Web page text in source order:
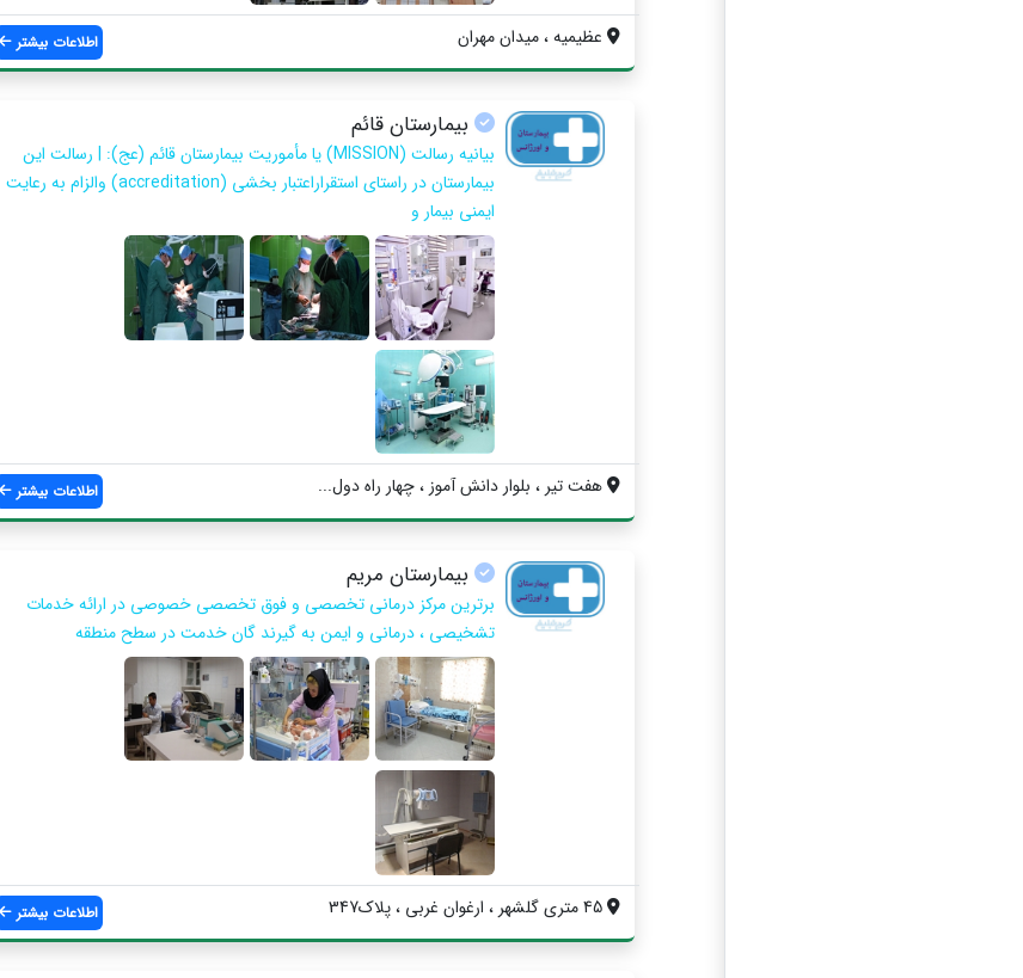
عظیمیه ، میدان مهران اطلاعات بیشتر
بیمارستان قائم
بیانیه رسالت (MISSION) یا مأموریت بیمارستان قائم (عج): | رسالت این
بیمارستان در راستای استقراراعتبار بخشی (accreditation) والزام به رعایت
ایمنی بیمار و
هفت تير ، بلوار دانش آموز ، چهار راه دول... اطلاعات بیشتر
بیمارستان مریم
برترین مرکز درمانی تخصصی و فوق تخصصی خصوصی در ارائه خدمات
تشخیصی ، درمانی و ایمن به گیرند گان خدمت در سطح منطقه
اطلاعات بیشتر